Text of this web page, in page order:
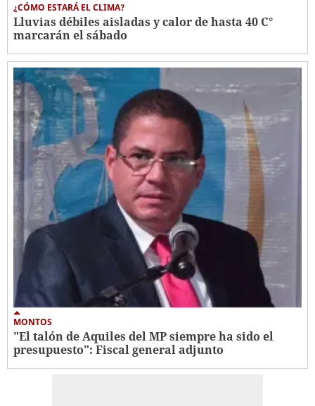
¿CÓMO ESTARÁ EL CLIMA?
Lluvias débiles aisladas y calor de hasta 40 C°
marcarán el sábado
MONTOS
"El talón de Aquiles del MP siempre ha sido el
presupuesto": Fiscal general adjunto